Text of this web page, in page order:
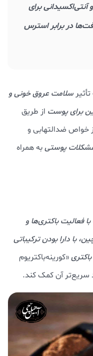
برای
در برابر استرس
سلامت عروق خونی و
برای پوست از طریق
خواص ضدالتهابی و
مشکلات پوستیبه همراه
فعالیت باکتری‌ها و
با دارا بودن ترکیباتی
«کورینه‌باکتریوم
سریع‌تر آن کمک کند.